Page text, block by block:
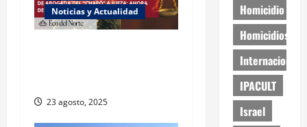
Noticias y Actualidad
23 agosto, 2025
Homicidio
Homicidios
Internacional
IPACULT
Israel